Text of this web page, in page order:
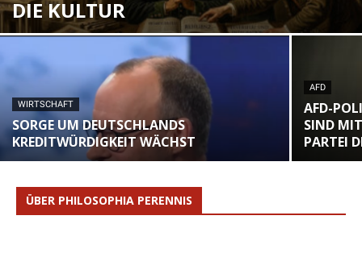
DIE KULTUR
WIRTSCHAFT
SORGE UM DEUTSCHLANDS
KREDITWÜRDIGKEIT WÄCHST
AFD
AFD-
SIND
PARTEI
ÜBER PHILOSOPHIA PERENNIS